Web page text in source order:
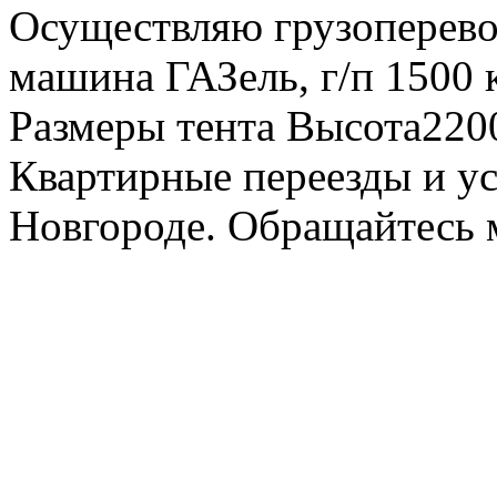
Осуществляю
машина ГАЗель, г/п 1500
Размеры тента
Квартирные переезды и
Новгороде.